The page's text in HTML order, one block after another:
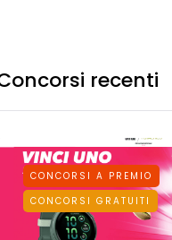
recenti
CONCORSI A PREMIO
CONCORSI GRATUITI